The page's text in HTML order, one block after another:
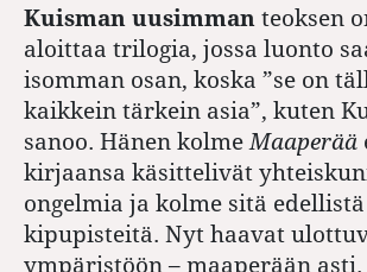
Kuisman uusimman teoksen
aloittaa trilogia, jossa luonto
isomman osan, koska ”se on
kaikkein tärkein asia”, kuten
sanoo. Hänen kolme Maaperää
kirjaansa käsittelivät
ongelmia ja kolme sitä
kipupisteitä. Nyt haavat
ympäristöön – maaperään asti.